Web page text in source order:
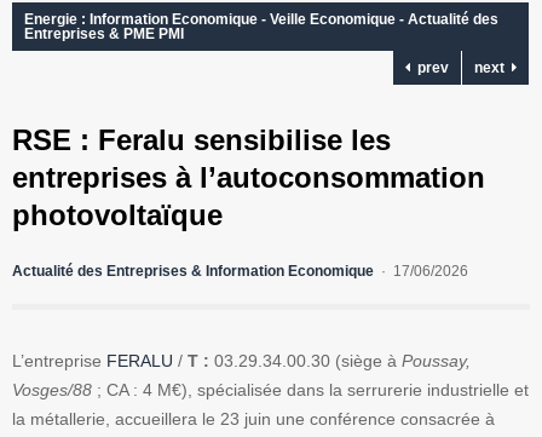
Energie : Information Economique - Veille Economique - Actualité des
Entreprises & PME PMI
prev
next
RSE : Feralu sensibilise les
entreprises à l’autoconsommation
photovoltaïque
Actualité des Entreprises & Information Economique 17/06/2026
L’entreprise FERALU / T : 03.29.34.00.30 (siège à Poussay,
Vosges/88 ; CA : 4 M€), spécialisée dans la serrurerie industrielle et
la métallerie, accueillera le 23 juin une conférence consacrée à